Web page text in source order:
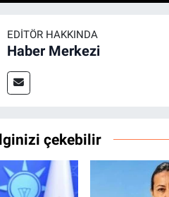
EDITÖR HAKKINDA
Haber Merkezi
çekebilir